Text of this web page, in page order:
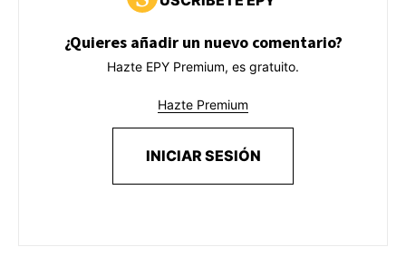
¿Quieres añadir un nuevo comentario?
Hazte EPY Premium, es gratuito.
Hazte Premium
INICIAR SESIÓN